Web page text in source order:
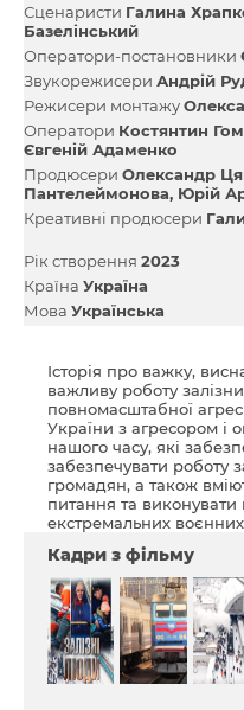
Сценаристи Галина
Базелінський
Оператори-постановники
Звукорежисери Андрій
Режисери монтажу
Оператори Костянтин
Євгеній Адаменко
Продюсери Олександр
Пантелеймонова Юрій
Креативні продюсери
Рік створення 2023
Країна Україна
Мова Українська
Історія про важку,
важливу роботу
повномасштабної
України з агресором і
нашого часу, які
забезпечувати роботу
громадян, а також
питання та
екстремальних
Кадри з фільму